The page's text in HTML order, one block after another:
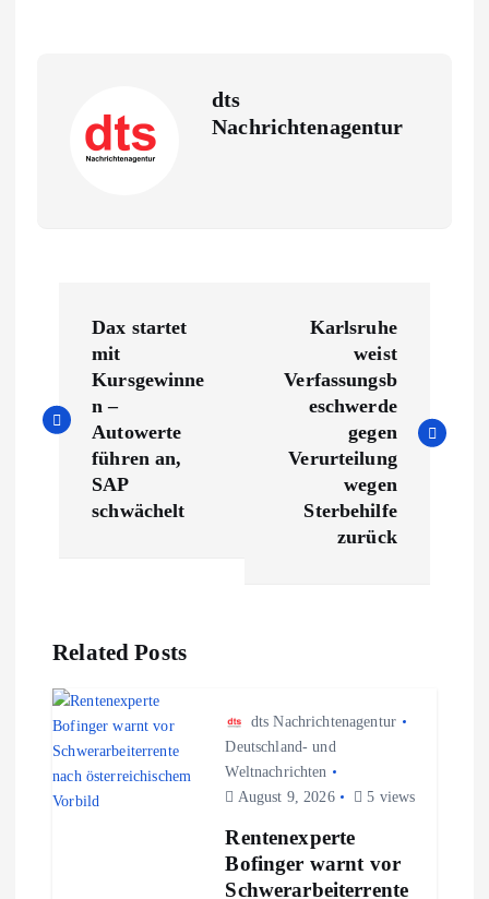
dts
Nachrichtenagentur
i
s
n
a
Dax startet
mit
Kursgewinne
n –
Autowerte
führen an,
SAP
schwächelt
Karlsruhe
weist
Verfassungsb
eschwerde
gegen
Verurteilung
wegen
Sterbehilfe
zurück
Related Posts
dts Nachrichtenagentur
Deutschland- und
Weltnachrichten
August 9, 2026
5 views
Rentenexperte
Bofinger warnt vor
Schwerarbeiterrente